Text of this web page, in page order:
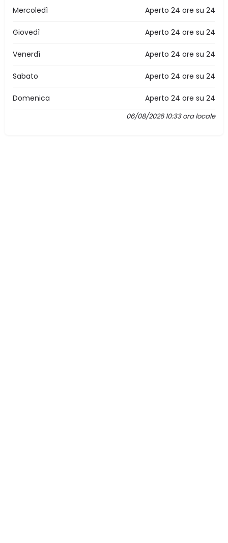
Mercoledì Aperto 24 ore su 24
Giovedì Aperto 24 ore su 24
Venerdì Aperto 24 ore su 24
Sabato Aperto 24 ore su 24
Domenica Aperto 24 ore su 24
06/08/2026 10:33 ora locale